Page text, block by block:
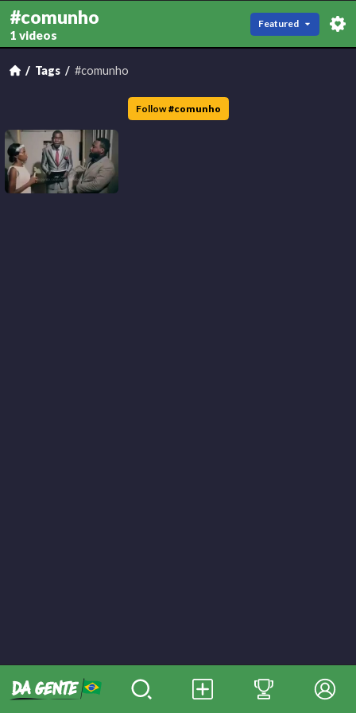
#comunho
1 videos
Featured
Tags #comunho
Follow #comunho